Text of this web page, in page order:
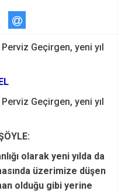
Geçirgen, yeni yıl
Geçirgen, yeni yıl
olarak yeni yılda da
üzerimize düşen
olduğu gibi yerine